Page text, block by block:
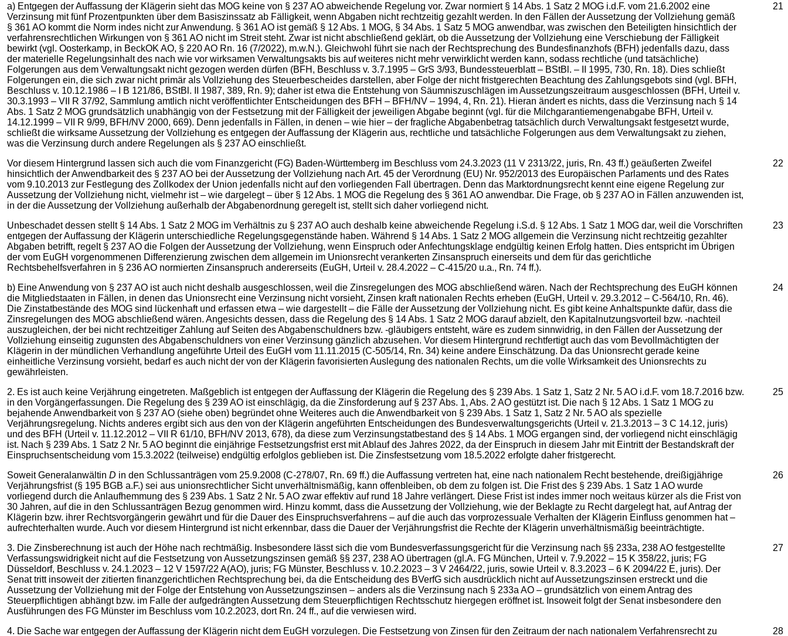
21
a) Entgegen der Auffassung der Klägerin sieht das MOG keine von § 237 AO abweichende Regelung vor. Zwar normiert § 14 Abs. 1 Satz 2 MOG i.d.F. vom 21.6.2002 eine
Verzinsung mit fünf Prozentpunkten über dem Basiszinssatz ab Fälligkeit, wenn Abgaben nicht rechtzeitig gezahlt werden. In den Fällen der Aussetzung der Vollziehung gemäß
§ 361 AO kommt die Norm indes nicht zur Anwendung. § 361 AO ist gemäß § 12 Abs. 1 MOG, § 34 Abs. 1 Satz 5 MOG anwendbar, was zwischen den Beteiligten hinsichtlich der
verfahrensrechtlichen Wirkungen von § 361 AO nicht im Streit steht. Zwar ist nicht abschließend geklärt, ob die Aussetzung der Vollziehung eine Verschiebung der Fälligkeit
bewirkt (vgl. Oosterkamp, in BeckOK AO, § 220 AO Rn. 16 (7/2022), m.w.N.). Gleichwohl führt sie nach der Rechtsprechung des Bundesfinanzhofs (BFH) jedenfalls dazu, dass
der materielle Regelungsinhalt des nach wie vor wirksamen Verwaltungsakts bis auf weiteres nicht mehr verwirklicht werden kann, sodass rechtliche (und tatsächliche)
Folgerungen aus dem Verwaltungsakt nicht gezogen werden dürfen (BFH, Beschluss v. 3.7.1995 – GrS 3/93, Bundessteuerblatt – BStBl. – II 1995, 730, Rn. 18). Dies schließt
Folgerungen ein, die sich zwar nicht primär als Vollziehung des Steuerbescheides darstellen, aber Folge der nicht fristgerechten Beachtung des Zahlungsgebots sind (vgl. BFH,
Beschluss v. 10.12.1986 – I B 121/86, BStBl. II 1987, 389, Rn. 9); daher ist etwa die Entstehung von Säumniszuschlägen im Aussetzungszeitraum ausgeschlossen (BFH, Urteil v.
30.3.1993 – VII R 37/92, Sammlung amtlich nicht veröffentlichter Entscheidungen des BFH – BFH/NV – 1994, 4, Rn. 21). Hieran ändert es nichts, dass die Verzinsung nach § 14
Abs. 1 Satz 2 MOG grundsätzlich unabhängig von der Festsetzung mit der Fälligkeit der jeweiligen Abgabe beginnt (vgl. für die Milchgarantiemengenabgabe BFH, Urteil v.
14.12.1999 – VII R 9/99, BFH/NV 2000, 669). Denn jedenfalls in Fällen, in denen – wie hier – der fragliche Abgabenbetrag tatsächlich durch Verwaltungsakt festgesetzt wurde,
schließt die wirksame Aussetzung der Vollziehung es entgegen der Auffassung der Klägerin aus, rechtliche und tatsächliche Folgerungen aus dem Verwaltungsakt zu ziehen,
was die Verzinsung durch andere Regelungen als § 237 AO einschließt.
22
Vor diesem Hintergrund lassen sich auch die vom Finanzgericht (FG) Baden-Württemberg im Beschluss vom 24.3.2023 (11 V 2313/22, juris, Rn. 43 ff.) geäußerten Zweifel
hinsichtlich der Anwendbarkeit des § 237 AO bei der Aussetzung der Vollziehung nach Art. 45 der Verordnung (EU) Nr. 952/2013 des Europäischen Parlaments und des Rates
vom 9.10.2013 zur Festlegung des Zollkodex der Union jedenfalls nicht auf den vorliegenden Fall übertragen. Denn das Marktordnungsrecht kennt eine eigene Regelung zur
Aussetzung der Vollziehung nicht, vielmehr ist – wie dargelegt – über § 12 Abs. 1 MOG die Regelung des § 361 AO anwendbar. Die Frage, ob § 237 AO in Fällen anzuwenden ist,
in der die Aussetzung der Vollziehung außerhalb der Abgabenordnung geregelt ist, stellt sich daher vorliegend nicht.
23
Unbeschadet dessen stellt § 14 Abs. 1 Satz 2 MOG im Verhältnis zu § 237 AO auch deshalb keine abweichende Regelung i.S.d. § 12 Abs. 1 Satz 1 MOG dar, weil die Vorschriften
entgegen der Auffassung der Klägerin unterschiedliche Regelungsgegenstände haben. Während § 14 Abs. 1 Satz 2 MOG allgemein die Verzinsung nicht rechtzeitig gezahlter
Abgaben betrifft, regelt § 237 AO die Folgen der Aussetzung der Vollziehung, wenn Einspruch oder Anfechtungsklage endgültig keinen Erfolg hatten. Dies entspricht im Übrigen
der vom EuGH vorgenommenen Differenzierung zwischen dem allgemein im Unionsrecht verankerten Zinsanspruch einerseits und dem für das gerichtliche
Rechtsbehelfsverfahren in § 236 AO normierten Zinsanspruch andererseits (EuGH, Urteil v. 28.4.2022 – C-415/20 u.a., Rn. 74 ff.).
24
b) Eine Anwendung von § 237 AO ist auch nicht deshalb ausgeschlossen, weil die Zinsregelungen des MOG abschließend wären. Nach der Rechtsprechung des EuGH können
die Mitgliedstaaten in Fällen, in denen das Unionsrecht eine Verzinsung nicht vorsieht, Zinsen kraft nationalen Rechts erheben (EuGH, Urteil v. 29.3.2012 – C-564/10, Rn. 46).
Die Zinstatbestände des MOG sind lückenhaft und erfassen etwa – wie dargestellt – die Fälle der Aussetzung der Vollziehung nicht. Es gibt keine Anhaltspunkte dafür, dass die
Zinsregelungen des MOG abschließend wären. Angesichts dessen, dass die Regelung des § 14 Abs. 1 Satz 2 MOG darauf abzielt, den Kapitalnutzungsvorteil bzw. -nachteil
auszugleichen, der bei nicht rechtzeitiger Zahlung auf Seiten des Abgabenschuldners bzw. -gläubigers entsteht, wäre es zudem sinnwidrig, in den Fällen der Aussetzung der
Vollziehung einseitig zugunsten des Abgabenschuldners von einer Verzinsung gänzlich abzusehen. Vor diesem Hintergrund rechtfertigt auch das vom Bevollmächtigten der
Klägerin in der mündlichen Verhandlung angeführte Urteil des EuGH vom 11.11.2015 (C-505/14, Rn. 34) keine andere Einschätzung. Da das Unionsrecht gerade keine
einheitliche Verzinsung vorsieht, bedarf es auch nicht der von der Klägerin favorisierten Auslegung des nationalen Rechts, um die volle Wirksamkeit des Unionsrechts zu
gewährleisten.
25
2. Es ist auch keine Verjährung eingetreten. Maßgeblich ist entgegen der Auffassung der Klägerin die Regelung des § 239 Abs. 1 Satz 1, Satz 2 Nr. 5 AO i.d.F. vom 18.7.2016 bzw.
in den Vorgängerfassungen. Die Regelung des § 239 AO ist einschlägig, da die Zinsforderung auf § 237 Abs. 1, Abs. 2 AO gestützt ist. Die nach § 12 Abs. 1 Satz 1 MOG zu
bejahende Anwendbarkeit von § 237 AO (siehe oben) begründet ohne Weiteres auch die Anwendbarkeit von § 239 Abs. 1 Satz 1, Satz 2 Nr. 5 AO als spezielle
Verjährungsregelung. Nichts anderes ergibt sich aus den von der Klägerin angeführten Entscheidungen des Bundesverwaltungsgerichts (Urteil v. 21.3.2013 – 3 C 14.12, juris)
und des BFH (Urteil v. 11.12.2012 – VII R 61/10, BFH/NV 2013, 678), da diese zum Verzinsungstatbestand des § 14 Abs. 1 MOG ergangen sind, der vorliegend nicht einschlägig
ist. Nach § 239 Abs. 1 Satz 2 Nr. 5 AO beginnt die einjährige Festsetzungsfrist erst mit Ablauf des Jahres 2022, da der Einspruch in diesem Jahr mit Eintritt der Bestandskraft der
Einspruchsentscheidung vom 15.3.2022 (teilweise) endgültig erfolglos geblieben ist. Die Zinsfestsetzung vom 18.5.2022 erfolgte daher fristgerecht.
26
Soweit Generalanwältin D in den Schlussanträgen vom 25.9.2008 (C-278/07, Rn. 69 ff.) die Auffassung vertreten hat, eine nach nationalem Recht bestehende, dreißigjährige
Verjährungsfrist (§ 195 BGB a.F.) sei aus unionsrechtlicher Sicht unverhältnismäßig, kann offenbleiben, ob dem zu folgen ist. Die Frist des § 239 Abs. 1 Satz 1 AO wurde
vorliegend durch die Anlaufhemmung des § 239 Abs. 1 Satz 2 Nr. 5 AO zwar effektiv auf rund 18 Jahre verlängert. Diese Frist ist indes immer noch weitaus kürzer als die Frist von
30 Jahren, auf die in den Schlussanträgen Bezug genommen wird. Hinzu kommt, dass die Aussetzung der Vollziehung, wie der Beklagte zu Recht dargelegt hat, auf Antrag der
Klägerin bzw. ihrer Rechtsvorgängerin gewährt und für die Dauer des Einspruchsverfahrens – auf die auch das vorprozessuale Verhalten der Klägerin Einfluss genommen hat –
aufrechterhalten wurde. Auch vor diesem Hintergrund ist nicht erkennbar, dass die Dauer der Verjährungsfrist die Rechte der Klägerin unverhältnismäßig beeinträchtigte.
27
3. Die Zinsberechnung ist auch der Höhe nach rechtmäßig. Insbesondere lässt sich die vom Bundesverfassungsgericht für die Verzinsung nach §§ 233a, 238 AO festgestellte
Verfassungswidrigkeit nicht auf die Festsetzung von Aussetzungszinsen gemäß §§ 237, 238 AO übertragen (gl.A. FG München, Urteil v. 7.9.2022 – 15 K 358/22, juris; FG
Düsseldorf, Beschluss v. 24.1.2023 – 12 V 1597/22 A(AO), juris; FG Münster, Beschluss v. 10.2.2023 – 3 V 2464/22, juris, sowie Urteil v. 8.3.2023 – 6 K 2094/22 E, juris). Der
Senat tritt insoweit der zitierten finanzgerichtlichen Rechtsprechung bei, da die Entscheidung des BVerfG sich ausdrücklich nicht auf Aussetzungszinsen erstreckt und die
Aussetzung der Vollziehung mit der Folge der Entstehung von Aussetzungszinsen – anders als die Verzinsung nach § 233a AO – grundsätzlich von einem Antrag des
Steuerpflichtigen abhängt bzw. im Falle der aufgedrängten Aussetzung dem Steuerpflichtigen Rechtsschutz hiergegen eröffnet ist. Insoweit folgt der Senat insbesondere den
Ausführungen des FG Münster im Beschluss vom 10.2.2023, dort Rn. 24 ff., auf die verwiesen wird.
28
4. Die Sache war entgegen der Auffassung der Klägerin nicht dem EuGH vorzulegen. Die Festsetzung von Zinsen für den Zeitraum der nach nationalem Verfahrensrecht zu